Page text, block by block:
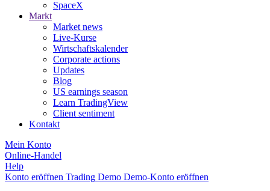
SpaceX
Markt
Market news
Live-Kurse
Wirtschaftskalender
Corporate actions
Updates
Blog
US earnings season
Learn TradingView
Client sentiment
Kontakt
Mein Konto
Online-Handel
Help
Konto eröffnen Trading Demo Demo-Konto eröffnen